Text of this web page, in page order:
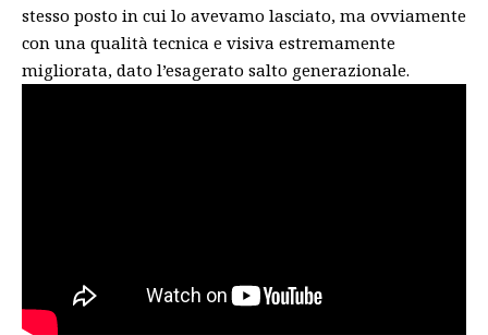
stesso posto in cui lo avevamo lasciato, ma ovviamente
con una qualità tecnica e visiva estremamente
migliorata, dato l’esagerato salto generazionale.